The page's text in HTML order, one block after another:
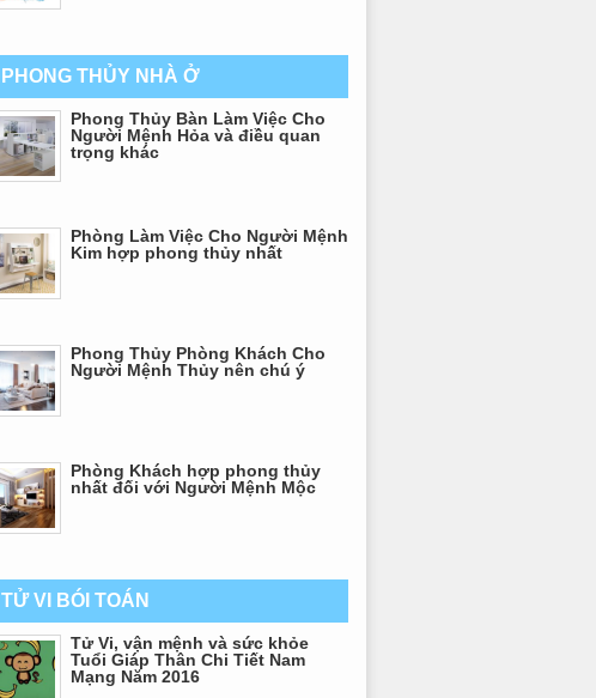
PHONG THỦY NHÀ Ở
Phong Thủy Bàn Làm Việc Cho
Người Mệnh Hỏa và điều quan
trọng khác
Phòng Làm Việc Cho Người Mệnh
Kim hợp phong thủy nhất
Phong Thủy Phòng Khách Cho
Người Mệnh Thủy nên chú ý
Phòng Khách hợp phong thủy
nhất đối với Người Mệnh Mộc
TỬ VI BÓI TOÁN
Tử Vi, vận mệnh và sức khỏe
Tuổi Giáp Thân Chi Tiết Nam
Mạng Năm 2016